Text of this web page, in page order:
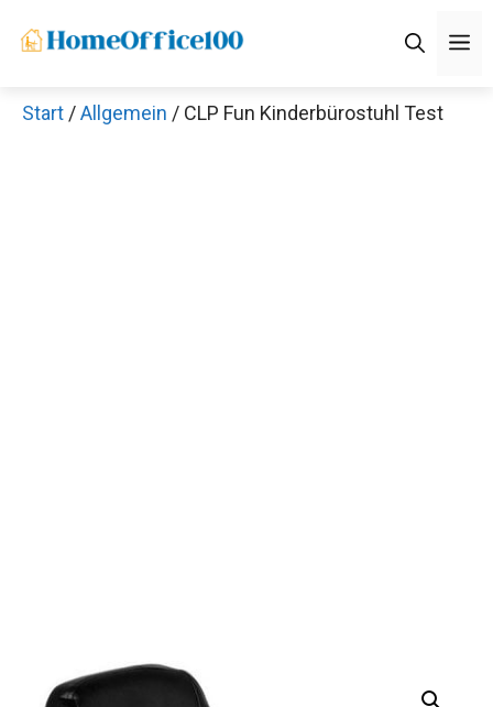
Inhalt
Start /Allgemein / CLP Fun Kinderbürostuhl Test